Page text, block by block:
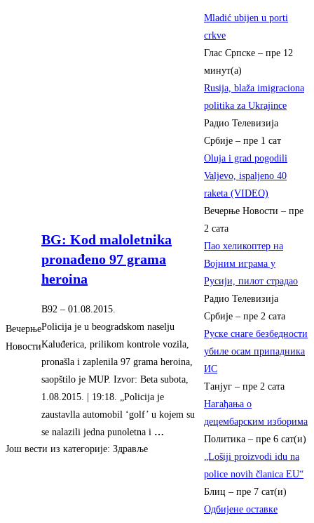
Вечерње
Новости
BG: Kod maloletnika
pronađeno 97 grama
heroina
B92 – ‎01.08.2015.‎
Policija je u beogradskom naselju
Kaluđerica, prilikom kontrole vozila,
pronašla i zaplenila 97 grama heroina,
saopštilo je MUP. Izvor: Beta subota,
1.08.2015. | 19:18. „Policija je
zaustavlla automobil ‘golf’ u kojem su
se nalazili jedna punoletna i …
Још вести из категорије: Здравље
Mladić ubijen u porti
crkve
Глас Српске – пре 12
минут(а)
Rusija, blaža imigraciona
politika za Ukrajince
Радио Телевизија
Србије – пре 1 сат
Oluja i grad pogodili
Valjevo, ispaljeno 40
raketa (VIDEO)
Вечерње Новости – пре
2 сата
Пао хеликоптер на
Војним играма у
Русији, пилот страдао
Радио Телевизија
Србије – пре 2 сата
Руске снаге безбедности
убиле осам припадника
ИС
Танјуг – пре 2 сата
Нагађања о
децембарским изборима
Политика – пре 6 сат(и)
„Lošiji proizvodi idu na
police novih članica EU“
Блиц – пре 7 сат(и)
Одбијене оставке